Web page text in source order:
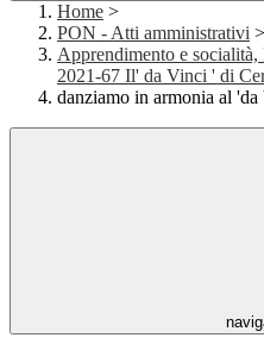
Home >
PON - Atti amministrativi >
Apprendimento e
2021-67 Il' da Vinci ' di
danziamo in armonia al